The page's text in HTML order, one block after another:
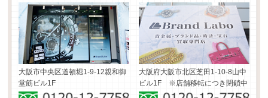
大阪市中央区道頓堀1-9-12親和御
堂筋ビル1F
大阪府大阪市北区芝田1-10-8山中
ビル1F ※店舗移転につき閉鎖中